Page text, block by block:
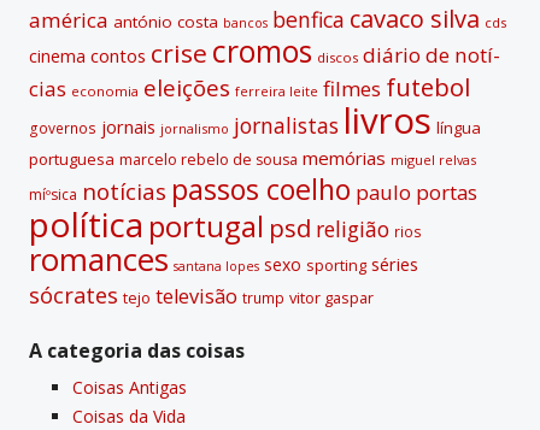
américa antónio costa bancos benfica cavaco silva cds
cinema contos crise cromos discos diário de notí­
cias economia eleições ferreira leite filmes futebol
governos jornais jornalismo jornalistas livros lí­ngua
portuguesa marcelo rebelo de sousa memórias miguel relvas
míºsica notí­cias passos coelho paulo portas
polí­tica portugal psd religião rios
romances santana lopes sexo sporting séries
sócrates tejo televisão trump vitor gaspar
A categoria das coisas
Coisas Antigas
Coisas da Vida